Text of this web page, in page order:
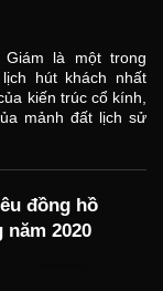
là một trong
hút khách nhất
kiến trúc cổ kính,
mảnh đất lịch sử
đồng hồ
2020